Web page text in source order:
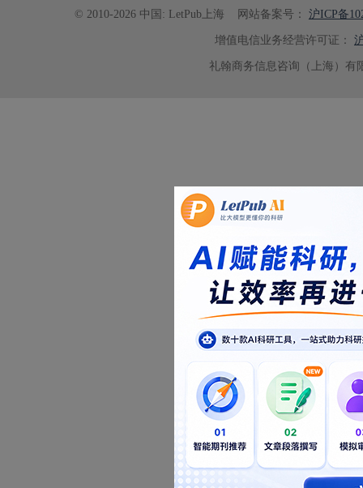
© 2010-2026 中国: LetPub上海 网站备案号： 沪ICP备
增值电信业务经营许可证：
礼翰商务信息咨询（上海）